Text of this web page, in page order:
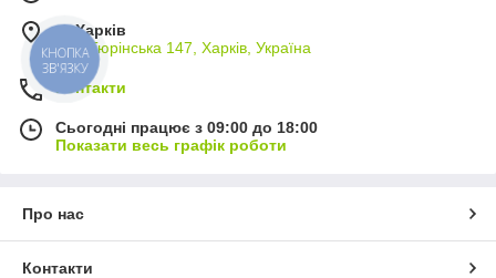
м. Харків
вул. Тюрінська 147, Харків, Україна
Контакти
Сьогодні працює з 09:00 до 18:00
Показати весь графік роботи
Про нас
Контакти
КНОПКА
ЗВ'ЯЗКУ